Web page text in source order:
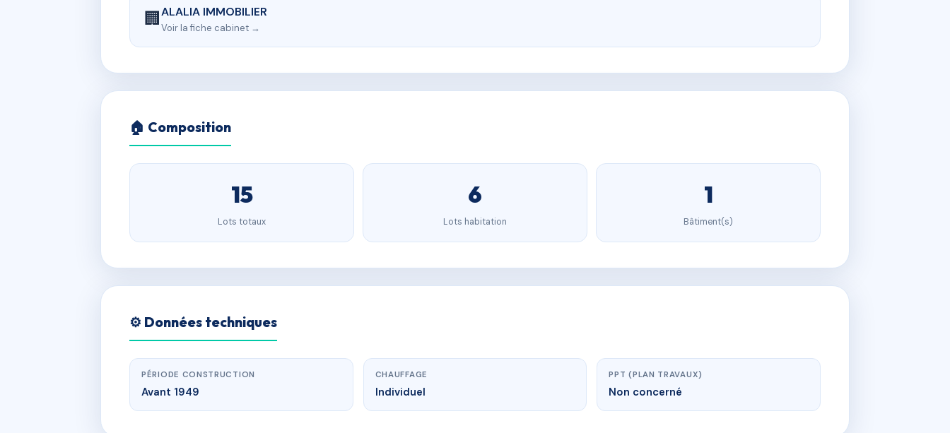
🏢ALALIA IMMOBILIER
Voir la fiche cabinet →
🏠 Composition
15
Lots totaux
6
Lots habitation
1
Bâtiment(s)
⚙️ Données techniques
PÉRIODE CONSTRUCTION
Avant 1949
CHAUFFAGE
Individuel
PPT (PLAN TRAVAUX)
Non concerné